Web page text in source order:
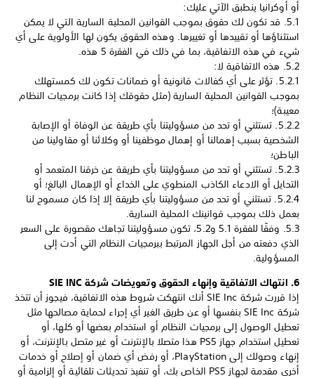
أو أوكرانيا ينطبق الآتي عليك:
‏5.1. قد تكون لك حقوق بموجب القوانين المحلية السارية التي لا يمكن
استثناؤها أو تقييدها أو تغييرها. وهذه الحقوق يكون لها الأولوية على أي
شيء في هذه الاتفاقية، بما في ذلك في الفقرة 5 هذه.
‏5.2.1. تؤثر على أي كفالات قانونية أو ضمانات تكون لك كمستهلك
بموجب القوانين المحلية السارية (مثل حقوقك إذا كانت برمجيات النظام
معيبة)؛
‏5.2.2. تستثني أو تحد من مسؤوليتنا بأي طريقة عن الوفاة أو الإصابة
الشخصية بسبب إهمالنا أو إهمال موظفينا أو وكلائنا أو مقاولينا من
الباطن؛
‏5.2.3. تستثني أو تحد من مسؤوليتنا بأي طريقة عن خرقنا المتعمد أو
التحايل أو الادعاء الكاذب المنطوي على الخداع أو الإهمال البالغ؛ أو
‏5.2.4. تستثني أو تحد من مسؤوليتنا بأي طريقة إلا إذا كان مسموح لنا
بعمل ذلك بموجب قوانينك المحلية السارية.
‏5.3. وفقًا للفقرة 5.1 و5.2، تكون مسؤوليتنا تجاهك مقصورة على السعر
الذي دفعته من أجل الجهاز المرتبط ببرمجيات النظام التي أدت إلى
المسؤولية.
6. انتهاك الاتفاقية وإنهاء الحقوق وتعويضات شركة SIE INC
إذا قررت شركة SIE Inc أنك انتهكت شروط هذه الاتفاقية، فيجوز أن تتخذ
شركة SIE Inc بنفسها أو عن طريق الغير أي إجراء لحماية مصالحها مثل
تعطيل الوصول إلى برمجيات النظام أو استخدام بعضها أو كلها، أو
تعطيل استخدام جهاز PS5 هذا متصلا بالإنترنت أو غير متصل بالإنترنت، أو
إنهاء وصولك إلى PlayStation، أو رفض أي ضمان أو إصلاح أو خدمات
أخرى مقدمة لجهاز PS5 الخاص بك، أو تنفيذ تحديثات تلقائية أو إلزامية أو